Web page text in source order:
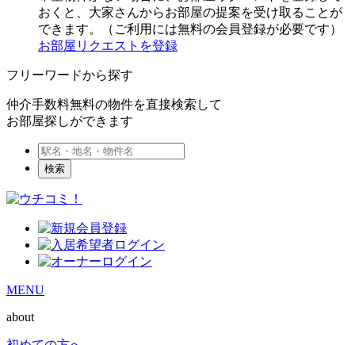
おくと、大家さんからお部屋の提案を受け取ることが
できます。（ご利用には無料の会員登録が必要です）
お部屋リクエストを登録
フリーワードから探す
仲介手数料無料の物件を直接検索して
お部屋探しができます
検索
MENU
about